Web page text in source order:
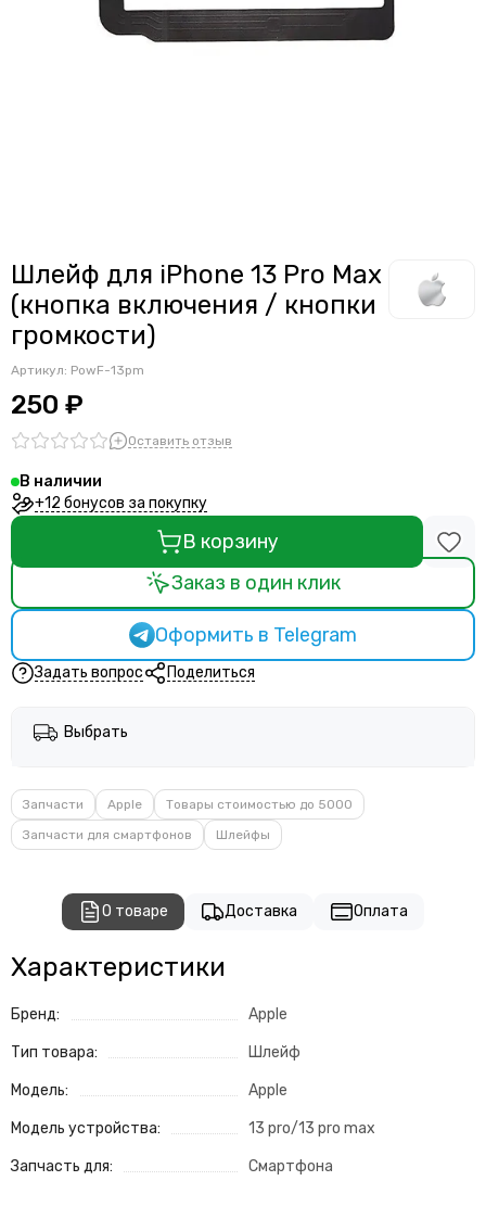
Считыватели, держатели SIM-карты, защелки батареи
Звонки, динамики и вибро
Шлейф для iPhone 13 Pro Max
(кнопка включения / кнопки
громкости)
Артикул: PowF-13pm
250 ₽
Оставить отзыв
В наличии
+12 бонусов за покупку
В корзину
Заказ в один клик
Оформить в Telegram
Задать вопрос Поделиться
Выбрать
Запчасти Apple
Товары стоимостью до 5000
Запчасти для смартфонов
Шлейфы
О товаре Доставка Оплата
Характеристики
Бренд: Apple
Тип товара: Шлейф
Модель: Apple
Модель устройства: 13 pro/13 pro max
Запчасть для: Смартфона